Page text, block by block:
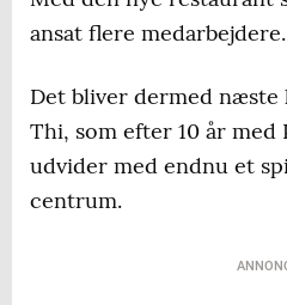
ansat flere medarbejdere.
Det bliver dermed
Thi, som efter 10 år med
udvider med endnu et
centrum.